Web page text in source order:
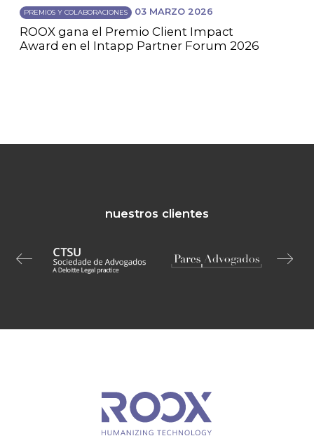
PREMIOS Y COLABORACIONES 03 MARZO 2026
ROOX gana el Premio Client Impact
Award en el Intapp Partner Forum 2026
nuestros clientes